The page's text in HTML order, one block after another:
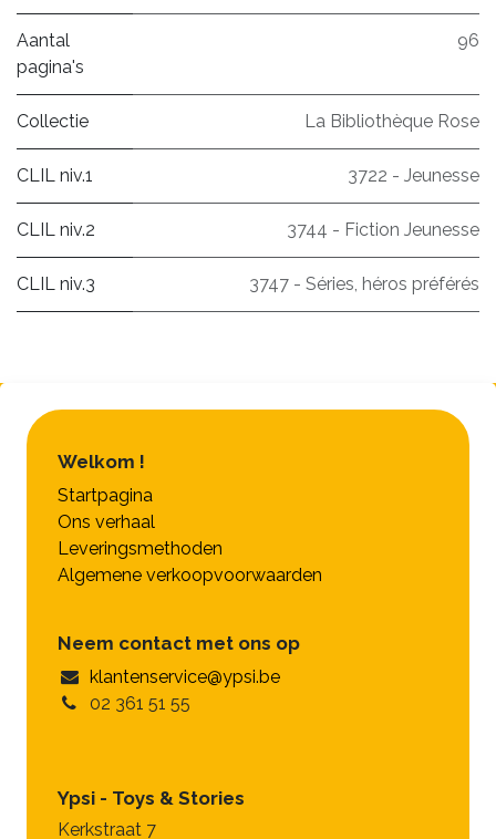
Aantal
pagina's
96
Collectie La Bibliothèque Rose
CLIL niv.1 3722 - Jeunesse
CLIL niv.2 3744 - Fiction Jeunesse
CLIL niv.3 3747 - Séries, héros préférés
Welkom !
Startpagina
Ons verhaal
Leveringsmethoden
Algemene verkoopvoorwaarden
Neem contact met ons op
klantenservice@ypsi.be
02 361 51 55
Ypsi - Toys & Stories
Kerkstraat 7